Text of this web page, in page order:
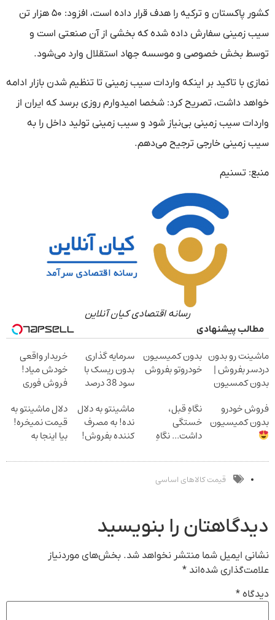
کشور پاکستان و ترکیه را هدف قرار داده است، افزود: ۵۰ هزار تن
سیب زمینی سفارش داده شده که بخشی از آن صنعتی است و
توسط بخش خصوصی و موسسه جهاد استقلال وارد می‌شود.
نمازی با تاکید بر اینکه واردات سیب زمینی تا تنظیم شدن بازار ادامه
خواهد داشت، تصریح کرد: شخصا امیدوارم روزی برسد که ایران از
واردات سیب زمینی بی‌نیاز شود و سیب زمینی تولید داخل را به
سیب زمینی خارجی ترجیح می‌دهم.
منبع: تسنیم
رسانه اقتصادی کیان آنلاین
مطالب پیشنهادی
ماشینت رو بدون
دردسر بفروش |
بدون کمسیون
بدون کمیسیون
خودروتو بفروش
سرمایه گذاری
بدون ریسک با
سود 38 درصد
خریدار واقعی
خودش میاد!
فروش فوری
مکانیک
فروش خودرو
بدون کمیسیون
نگاهِ قبل،
خستگی
داشت... نگاهِ
بلفا با 25%
تخفیف
ماشینتو به دلال
نده! به مصرف
کننده بفروش!
یک تماس
دلال ماشینتو به
قیمت نمیخره!
بیا اینجا به
بفروش*فقط
قیمت کالاهای اساسی
دیدگاهتان را بنویسید
نشانی ایمیل شما منتشر نخواهد شد. بخش‌های موردنیاز
علامت‌گذاری شده‌اند *
دیدگاه *